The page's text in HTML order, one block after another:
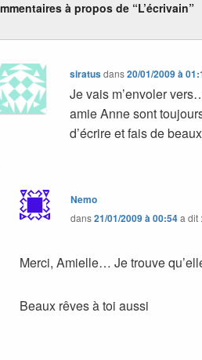
à propos de “L’écrivain”
siratusdans20/01/2009 à
Je vais m’envoler
amie Anne sont
d’écrire et fais de
Nemo
dans21/01/2009 à 00:54a dit :
Merci, Amielle… Je trouve
Beaux rêves à toi aussi